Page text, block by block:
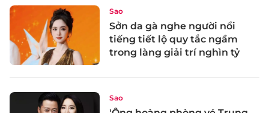
Sao
Sởn da gà nghe người nổi
tiếng tiết lộ quy tắc ngầm
trong làng giải trí nghìn tỷ
Sao